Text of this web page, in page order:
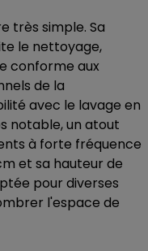
très simple. Sa
le nettoyage,
conforme aux
de la
avec le lavage en
notable, un atout
à forte fréquence
et sa hauteur de
pour diverses
l'espace de